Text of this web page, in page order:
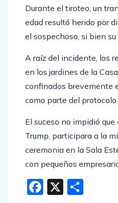
Durante el tiroteo, un
edad resultó herido por
el sospechoso, si bien
A raíz del incidente, los
en los jardines de la
confinados brevemente
como parte del protocolo
El suceso no impidió
Trump, participara a la
ceremonia en la Sala
con pequeños
Facebook
X